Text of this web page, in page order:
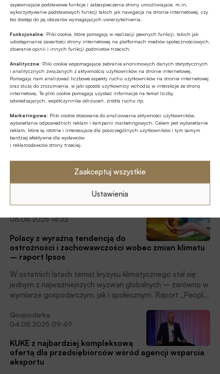
zapewniające podstawowe funkcje i zabezpieczenia strony umożliwiające, m.in.
wykorzystywanie podstawowych funkcji takich jak nawigacja na stronie internetowej, czy
tez dostęp do jej obszarów wymagających uwierzytelnienia.
Funkcjonalne: Pliki cookie, które pomagają w realizacji pewnych funkcji, takich jak
udostępnianie zawartości strony internetowej na platformach mediów społecznościowych,
zbieranie opinii i innych funkcji podmiotów trzecich.
Analityczne: Pliki cookie wspomagające zebranie anonimowych danych statystycznych
i analitycznych związanych z aktywnością użytkowników na stronie internetowej.
Pomagają nam analizować liczbowe aspekty ruchu użytkowników na stronie internetowej
oraz służą do zrozumienia, w jaki sposób użytkownicy wchodzą w interakcje ze stroną
internetową. Te pliki cookie pomagają uzyskać informacje na temat liczby
odwiedzających, współczynnika odrzuceń, źródła ruchu itp.
Marketingowe: Pliki cookie stosowane do analizowania aktywności użytkowników,
wyświetlania odpowiednich reklam i kampanii marketingowych. Celem jest wyświetlanie
reklam, które są istotne i interesujące dla poszczególnych użytkowników i tym samym
bardziej efektywne dla wydawców
i reklamodawców strony trzeciej.
Zaakceptuj wszystkie
Ustawienia
forum wymiany wiedzy, doświadczeń oraz najlepszych
praktyk, integrujące środowisko bankowe, regulatorów,
administrację publiczną, ekspertów i przedstawicieli
środowiska akademickiego.
28.10.2025 15:44
wycofania – program prac Komisji Europejskiej na
2026 r.
Komisja Europejska zaprezentowała program prac na 2026
r., zatytułowany „Chwila niezależności Europy”, który
wyznacza kierunki działań w obliczu nasilających się napięć
geopolitycznych, wyzwań gospodarczych i transformacji
klimatycznej.
Z rynku finansowego
16.10.2025 16:05
VeloBank i KUKE wspierają
polskich eksporterów i zrównoważony rozwój
VeloBank będzie mógł korzystać z gwarancji udzielanych
zrównoważonym rozwojem oraz ekspansją zagraniczną
06.08.2025 14:22
Polacy z wyraźną tendencją do
ostrożności i zachowawczości wobec zmian klimatu
– raport Ipsos
W ostatnich latach temat kryzysu klimatycznego stał się
jednym z najważniejszych wyzwań globalnych – zarówno w
wymiarze gospodarczym, jak i społecznym. Raport „People
pokazuje, jak zmieniają się postawy społeczeństw wobec
zmian klimatycznych i jak obywatele poszczególnych
państw oceniają odpowiedzialność rządów, biznesu i
jednostek w walce o neutralność klimatyczną.
Gospodarka
04.08.2025 09:49
KUKE z najbardziej kompleksową
ofertą dla przedsiębiorców wśród agencji wsparcia
eksportu